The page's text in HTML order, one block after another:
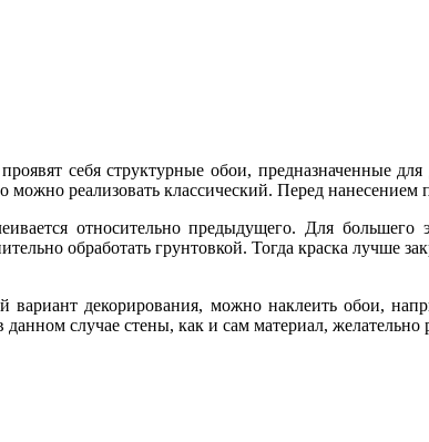
себя структурные обои, предназначенные
можно реализовать классический. Перед
относительно предыдущего. Для
обработать грунтовкой. Тогда краска лучше
вариант декорирования, можно наклеить обои,
случае стены, как и сам материал,